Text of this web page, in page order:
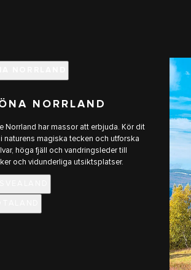
NORRLAND
Norrland har massor att erbjuda. Kör dit
naturens magiska tecken och utforska
höga fjäll och vandringsleder till
och vidunderliga utsiktsplatser.